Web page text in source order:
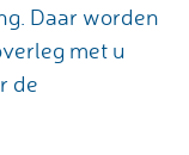
Daar worden
met u
de